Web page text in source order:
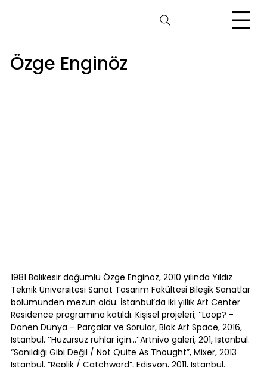
Özge Enginöz
1981 Balıkesir doğumlu Özge Enginöz, 2010 yılında Yıldız
Teknik Üniversitesi Sanat Tasarım Fakültesi Bileşik Sanatlar
bölümünden mezun oldu. İstanbul’da iki yıllık Art Center
Residence programına katıldı. Kişisel projeleri; ‘’Loop? -
Dönen Dünya – Parçalar ve Sorular, Blok Art Space, 2016,
Istanbul. ‘’Huzursuz ruhlar için…’’Artnivo galeri, 201, Istanbul.
“Sanıldığı Gibi Değil / Not Quite As Thought”, Mixer, 2013